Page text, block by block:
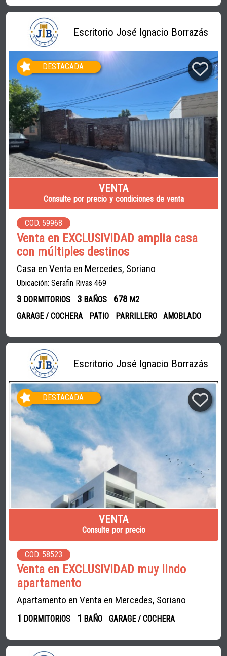
Escritorio José Ignacio Borrazás
DESTACADA
VENTA
Consulte por precio y condiciones de venta
COD. 59968
Venta en EXCLUSIVIDAD amplia casa
con múltiples destinos
Casa en Venta en Mercedes, Soriano
Ubicación: Serafin Rivas 469
3 DORMITORIOS 3BAÑOS 678 M2
GARAGE / COCHERA
PATIO PARRILLERO AMOBLADO
Escritorio José Ignacio Borrazás
DESTACADA
VENTA
Consulte por precio
COD. 58523
Venta en EXCLUSIVIDAD muy lindo
apartamento
Apartamento en Venta en Mercedes, Soriano
1 DORMITORIOS 1 BAÑO GARAGE / COCHERA